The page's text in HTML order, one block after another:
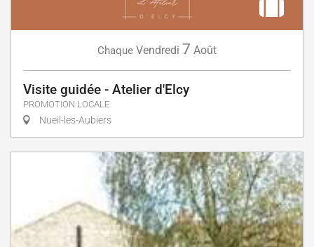
Chaque Vendredi 7 Août
Visite guidée - Atelier d'Elcy
PROMOTION LOCALE
Nueil-les-Aubiers